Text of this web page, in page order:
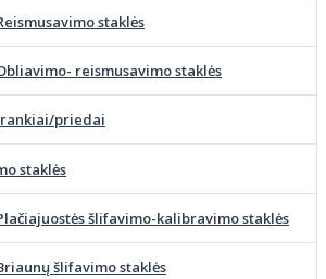
staklės
reismusavimo staklės
priedai
staklės
šlifavimo-kalibravimo staklės
šlifavimo staklės